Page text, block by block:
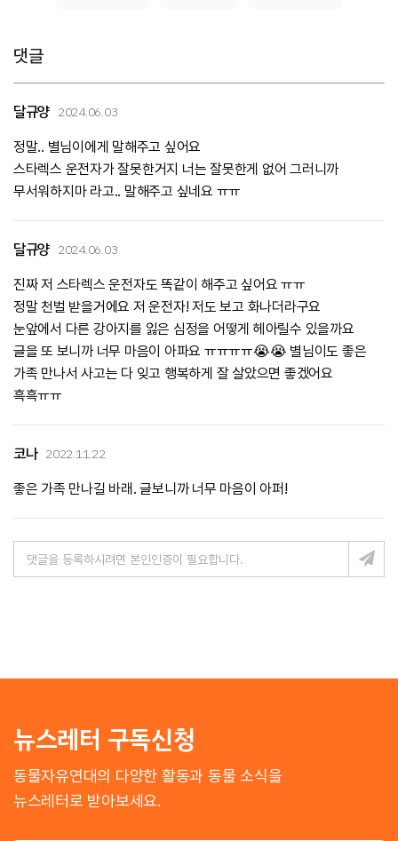
댓글
달규양 2024.06.03
정말.. 별님이에게 말해주고 싶어요
스타렉스 운전자가 잘못한거지 너는 잘못한게 없어 그러니까
무서워하지마 라고.. 말해주고 싶네요 ㅠㅠ
달규양 2024.06.03
진짜 저 스타렉스 운전자도 똑같이 해주고 싶어요 ㅠㅠ
정말 천벌 받을거에요 저 운전자! 저도 보고 화나더라구요
눈앞에서 다른 강아지를 잃은 심정을 어떻게 헤아릴수 있을까요
글을 또 보니까 너무 마음이 아파요 ㅠㅠㅠㅠ😭😭 별님이도 좋은
가족 만나서 사고는 다 잊고 행복하게 잘 살았으면 좋겠어요
흑흑ㅠㅠ
코나 2022.11.22
좋은 가족 만나길 바래. 글보니까 너무 마음이 아퍼!
뉴스레터 구독신청
동물자유연대의 다양한 활동과 동물 소식을
뉴스레터로 받아보세요.